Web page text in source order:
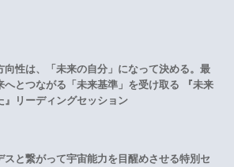
向性は、「未来の自分」になって決める。最
へとつながる「未来基準」を受け取る 『未来
』リーディングセッション
スと繋がって宇宙能力を目醒めさせる特別セ